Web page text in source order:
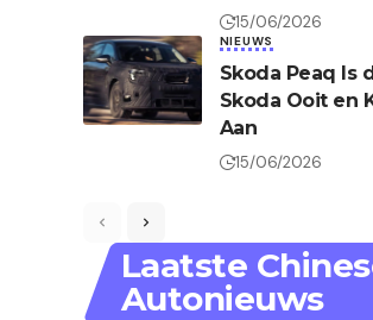
15/06/2026
NIEUWS
Skoda Peaq Is
Skoda Ooit en
Aan
15/06/2026
Laatste
Autonieuws